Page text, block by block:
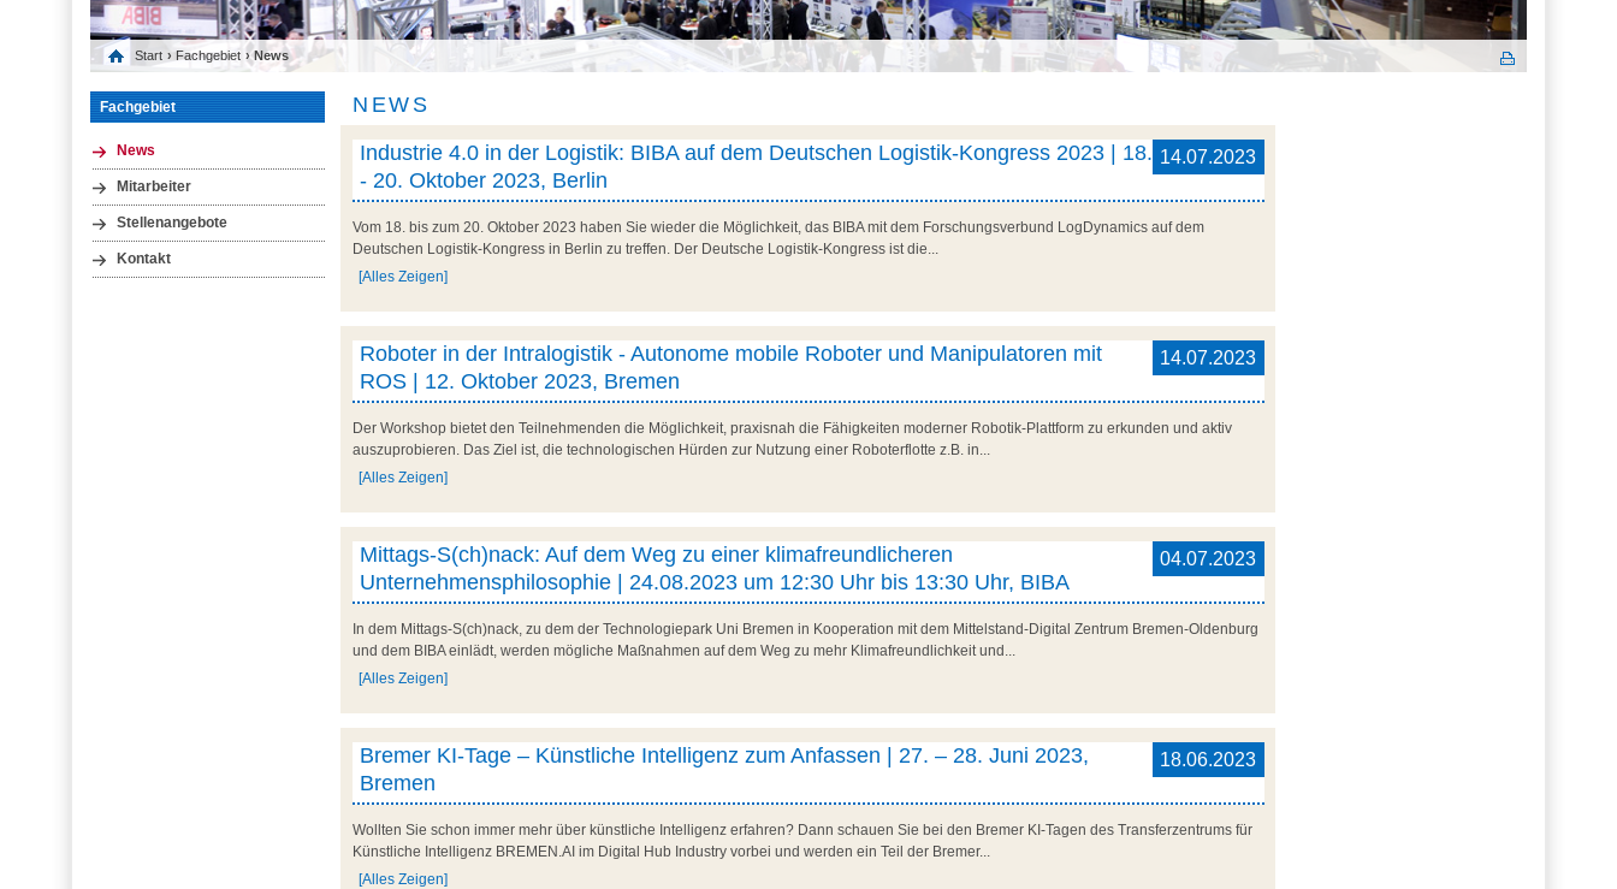
Start › Fachgebiet › News
Fachgebiet
News
Mitarbeiter
Stellenangebote
Kontakt
NEWS
14.07.2023
Industrie 4.0 in der Logistik: BIBA auf dem Deutschen Logistik-Kongress 2023 | 18.
- 20. Oktober 2023, Berlin
Vom 18. bis zum 20. Oktober 2023 haben Sie wieder die Möglichkeit, das BIBA mit dem Forschungsverbund LogDynamics auf dem
Deutschen Logistik-Kongress in Berlin zu treffen. Der Deutsche Logistik-Kongress ist die...
[Alles Zeigen]
14.07.2023
Roboter in der Intralogistik - Autonome mobile Roboter und Manipulatoren mit
ROS | 12. Oktober 2023, Bremen
Der Workshop bietet den Teilnehmenden die Möglichkeit, praxisnah die Fähigkeiten moderner Robotik-Plattform zu erkunden und aktiv
auszuprobieren. Das Ziel ist, die technologischen Hürden zur Nutzung einer Roboterflotte z.B. in...
[Alles Zeigen]
04.07.2023
Mittags-S(ch)nack: Auf dem Weg zu einer klimafreundlicheren
Unternehmensphilosophie | 24.08.2023 um 12:30 Uhr bis 13:30 Uhr, BIBA
In dem Mittags-S(ch)nack, zu dem der Technologiepark Uni Bremen in Kooperation mit dem Mittelstand-Digital Zentrum Bremen-Oldenburg
und dem BIBA einlädt, werden mögliche Maßnahmen auf dem Weg zu mehr Klimafreundlichkeit und...
[Alles Zeigen]
18.06.2023
Bremer KI-Tage – Künstliche Intelligenz zum Anfassen | 27. – 28. Juni 2023,
Bremen
Wollten Sie schon immer mehr über künstliche Intelligenz erfahren? Dann schauen Sie bei den Bremer KI-Tagen des Transferzentrums für
Künstliche Intelligenz BREMEN.AI im Digital Hub Industry vorbei und werden ein Teil der Bremer...
[Alles Zeigen]